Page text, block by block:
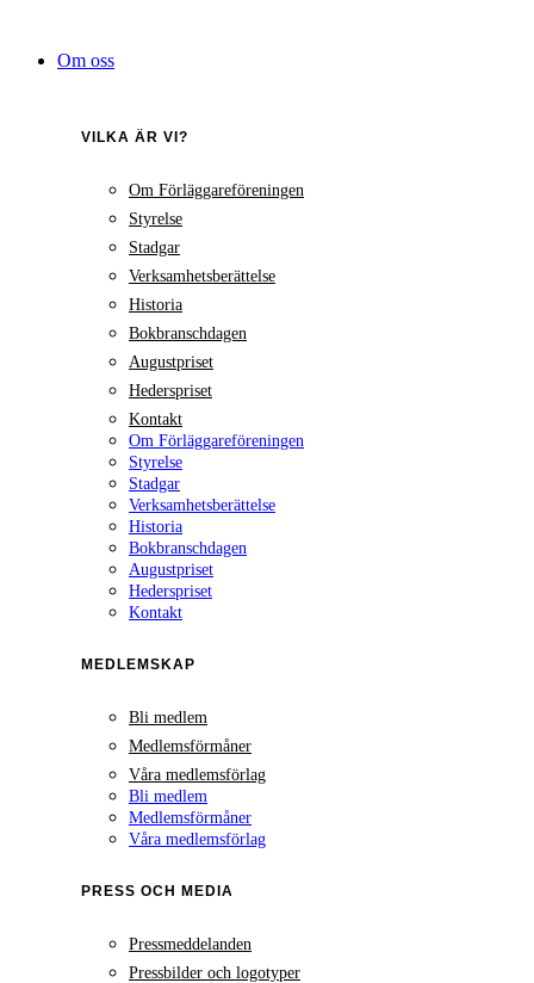
innehållOm oss
VILKA ÄR VI?
Om Förläggareföreningen
Styrelse
Stadgar
Verksamhetsberättelse
Historia
Bokbranschdagen
Augustpriset
Hederspriset
Kontakt
Om Förläggareföreningen
Styrelse
Stadgar
Verksamhetsberättelse
Historia
Bokbranschdagen
Augustpriset
Hederspriset
Kontakt
MEDLEMSKAP
Bli medlem
Medlemsförmåner
Våra medlemsförlag
Bli medlem
Medlemsförmåner
Våra medlemsförlag
PRESS OCH MEDIA
Pressmeddelanden
Pressbilder och logotyper